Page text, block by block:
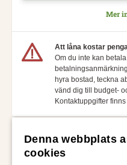
Mer
Att låna kostar
Om du inte kan
hyra bostad, teckna
vänd dig till budget-
Kontaktuppgifter
En kredit på 20 000 kr till 22,00
månader (med sjutton
kr, 1 630 kr, 1 607 kr, 1 585 kr, 1
1 450 kr, 1 427 kr, 1 405 kr, 1 382
Denna webbplats
cookies